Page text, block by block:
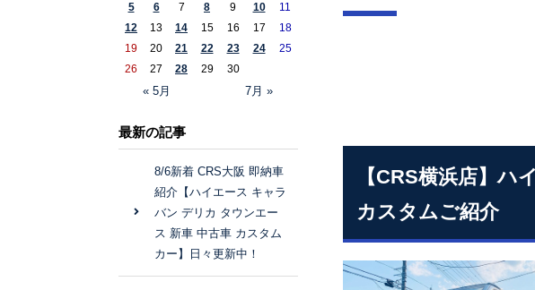
【CRS横浜店】
カスタムご紹介
« 5月 7月 »
5
6 7 8 9 10
11
12
13 14 15 16 17
18
19
20 21 22 23 24
25
26
27 28 29 30
最新の記事
8/6新着 CRS大阪 即納車
紹介【ハイエース キャラ
バン デリカ タウンエー
ス 新車 中古車 カスタム
カー】日々更新中！